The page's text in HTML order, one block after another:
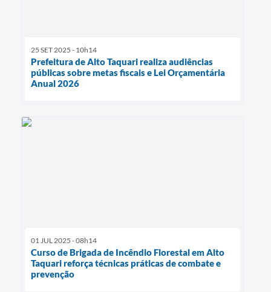
25 SET 2025 - 10h14
Prefeitura de Alto Taquari realiza audiências
públicas sobre metas fiscais e Lei Orçamentária
Anual 2026
01 JUL 2025 - 08h14
Curso de Brigada de Incêndio Florestal em Alto
Taquari reforça técnicas práticas de combate e
prevenção